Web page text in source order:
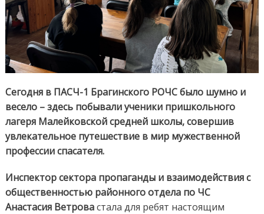
Сегодня в ПАСЧ-1 Брагинского РОЧС было шумно и
весело – здесь побывали ученики пришкольного
лагеря Малейковской средней школы, совершив
увлекательное путешествие в мир мужественной
профессии спасателя.
Инспектор сектора пропаганды и взаимодействия с
общественностью районного отдела по ЧС
Анастасия Ветровастала для ребят настоящим